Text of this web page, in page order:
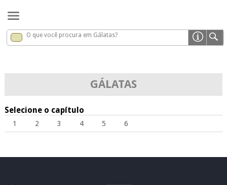
Gálatas x
O que você procura em Gálatas?
GÁLATAS
Selecione o capítulo
1 2 3 4 5 6